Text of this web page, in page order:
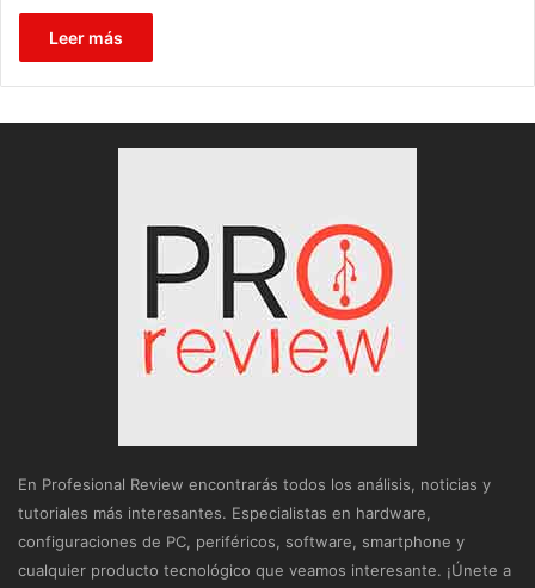
Leer más
En Profesional Review encontrarás todos los análisis, noticias y
tutoriales más interesantes. Especialistas en hardware,
configuraciones de PC, periféricos, software, smartphone y
cualquier producto tecnológico que veamos interesante. ¡Únete a